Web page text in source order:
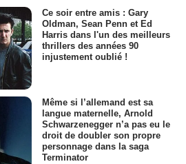
Ce soir entre amis : Gary
Oldman, Sean Penn et Ed
Harris dans l'un des meilleurs
thrillers des années 90
injustement oublié !
Même si l’allemand est sa
langue maternelle, Arnold
Schwarzenegger n’a pas eu le
droit de doubler son propre
personnage dans la saga
Terminator